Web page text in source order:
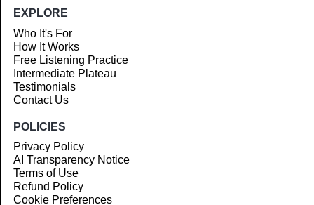
EXPLORE
Who It's For
How It Works
Free Listening Practice
Intermediate Plateau
Testimonials
Contact Us
POLICIES
Privacy Policy
AI Transparency Notice
Terms of Use
Refund Policy
Cookie Preferences